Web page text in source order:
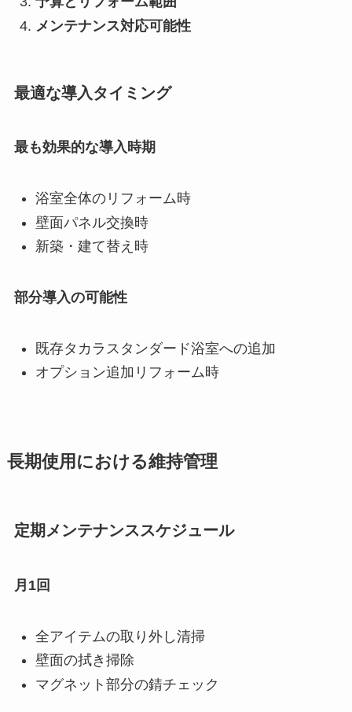
メンテナンス対応可能性
最適な導入タイミング
最も効果的な導入時期
浴室全体のリフォーム時
壁面パネル交換時
新築・建て替え時
部分導入の可能性
既存タカラスタンダード浴室への追加
オプション追加リフォーム時
長期使用における維持管理
定期メンテナンススケジュール
月1回
全アイテムの取り外し清掃
壁面の拭き掃除
マグネット部分の錆チェック